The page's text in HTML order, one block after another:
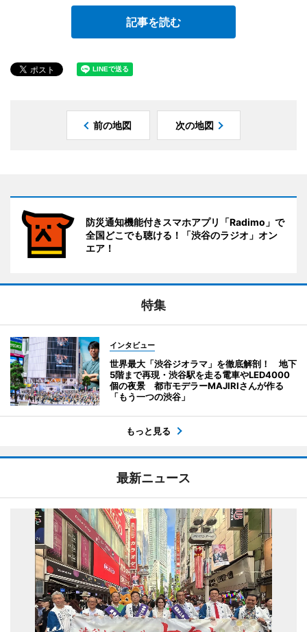
記事を読む
前の地図 次の地図
防災通知機能付きスマホアプリ「Radimo」で
全国どこでも聴ける！「渋谷のラジオ」オン
エア！
特集
インタビュー
世界最大「渋谷ジオラマ」を徹底解剖！ 地下
5階まで再現・渋谷駅を走る電車やLED4000
個の夜景 都市モデラーMAJIRIさんが作る
「もう一つの渋谷」
もっと見る
最新ニュース